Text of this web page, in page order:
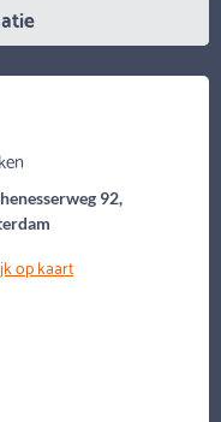
92,
op kaart